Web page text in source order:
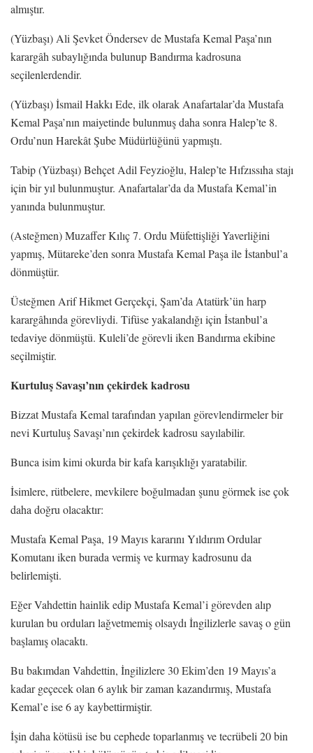
almıştır.
(Yüzbaşı) Ali Şevket Öndersev de Mustafa Kemal Paşa’nın
karargâh subaylığında bulunup Bandırma kadrosuna
seçilenlerdendir.
(Yüzbaşı) İsmail Hakkı Ede, ilk olarak Anafartalar’da Mustafa
Kemal Paşa’nın maiyetinde bulunmuş daha sonra Halep’te 8.
Ordu’nun Harekât Şube Müdürlüğünü yapmıştı.
Tabip (Yüzbaşı) Behçet Adil Feyzioğlu, Halep’te Hıfzıssıha stajı
için bir yıl bulunmuştur. Anafartalar’da da Mustafa Kemal’in
yanında bulunmuştur.
(Asteğmen) Muzaffer Kılıç 7. Ordu Müfettişliği Yaverliğini
yapmış, Mütareke’den sonra Mustafa Kemal Paşa ile İstanbul’a
dönmüştür.
Üsteğmen Arif Hikmet Gerçekçi, Şam’da Atatürk’ün harp
karargâhında görevliydi. Tifüse yakalandığı için İstanbul’a
tedaviye dönmüştü. Kuleli’de görevli iken Bandırma ekibine
seçilmiştir.
Kurtuluş Savaşı’nın çekirdek kadrosu
Bizzat Mustafa Kemal tarafından yapılan görevlendirmeler bir
nevi Kurtuluş Savaşı’nın çekirdek kadrosu sayılabilir.
Bunca isim kimi okurda bir kafa karışıklığı yaratabilir.
İsimlere, rütbelere, mevkilere boğulmadan şunu görmek ise çok
daha doğru olacaktır:
Mustafa Kemal Paşa, 19 Mayıs kararını Yıldırım Ordular
Komutanı iken burada vermiş ve kurmay kadrosunu da
belirlemişti.
Eğer Vahdettin hainlik edip Mustafa Kemal’i görevden alıp
kurulan bu orduları lağvetmemiş olsaydı İngilizlerle savaş o gün
başlamış olacaktı.
Bu bakımdan Vahdettin, İngilizlere 30 Ekim’den 19 Mayıs’a
kadar geçecek olan 6 aylık bir zaman kazandırmış, Mustafa
Kemal’e ise 6 ay kaybettirmiştir.
İşin daha kötüsü ise bu cephede toparlanmış ve tecrübeli 20 bin